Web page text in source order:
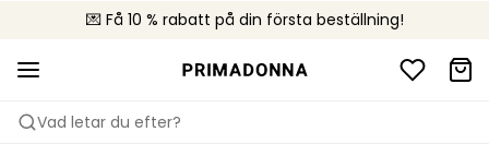
💌 Få 10 % rabatt på din första beställning!
🚚 Fri leverans vid köp över 599 kr
📦 Kostnadsfria returer
Vad letar du efter?